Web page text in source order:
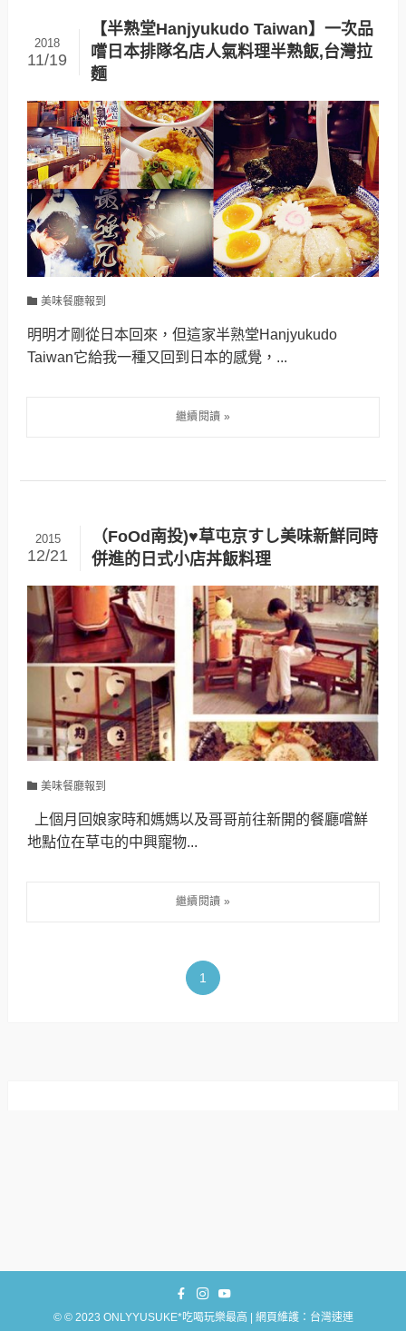
【半熟堂Hanjyukudo Taiwan】一次品
嚐日本排隊名店人氣料理半熟飯,台灣拉
麵
2018
11/19
美味餐廳報到
明明才剛從日本回來，但這家半熟堂Hanjyukudo
Taiwan它給我一種又回到日本的感覺，...
（FoOd南投)♥草屯京すし美味新鮮同時
併進的日式小店丼飯料理
2015
12/21
美味餐廳報到
上個月回娘家時和媽媽以及哥哥前往新開的餐廳嚐鮮
地點位在草屯的中興寵物...
1
©© 2023 ONLYYUSUKE*吃喝玩樂最高 | 網頁維護：台灣速連